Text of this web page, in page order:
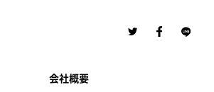
会社概要